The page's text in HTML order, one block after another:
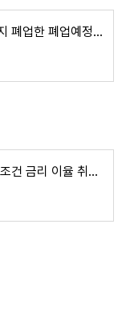
재창업 교육 희망리턴패키지 폐업한 폐업예정 소상공인 주목!
버팀목 전세자금대출 신청 조건 금리 이율 취급 은행